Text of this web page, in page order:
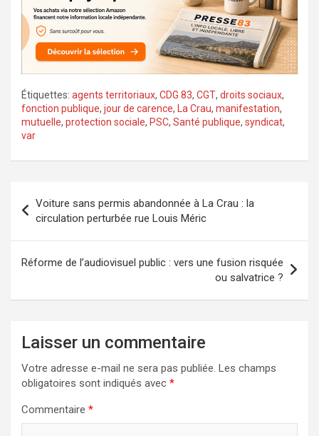
Étiquettes: agents territoriaux, CDG 83, CGT, droits sociaux,
fonction publique, jour de carence, La Crau, manifestation,
mutuelle, protection sociale, PSC, Santé publique, syndicat,
var
de
l’article
Voiture sans permis abandonnée à La Crau : la
circulation perturbée rue Louis Méric
Réforme de l’audiovisuel public : vers une fusion risquée
ou salvatrice ?
Laisser un commentaire
Votre adresse e-mail ne sera pas publiée. Les champs
obligatoires sont indiqués avec *
Commentaire *